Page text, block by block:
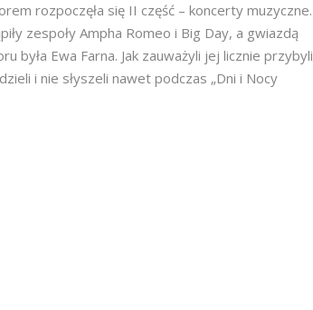
rozpoczęła się II część – koncerty muzyczne.
zespoły Ampha Romeo i Big Day, a gwiazdą
była Ewa Farna. Jak zauważyli jej licznie przybyli
i nie słyszeli nawet podczas „Dni i Nocy